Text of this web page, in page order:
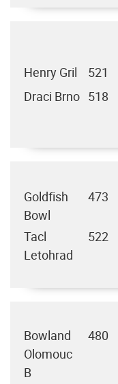
Henry Gril 521
Draci Brno 518
Goldfish
Bowl
473
Tacl
Letohrad
522
Bowland
Olomouc
B
480